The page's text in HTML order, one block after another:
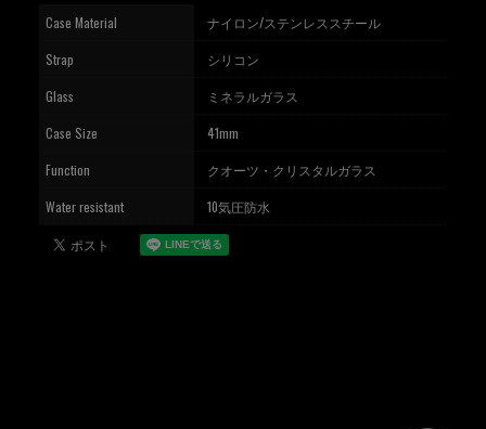
Case Material
ナイロン/ステンレススチール
Strap
シリコン
Glass
ミネラルガラス
Case Size
41mm
Function
クオーツ・クリスタルガラス
Water resistant
10気圧防水